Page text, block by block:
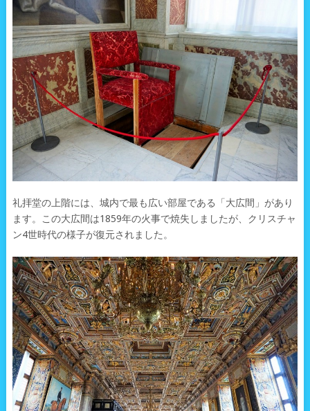
礼拝堂の上階には、城内で最も広い部屋である「大広間」があり
ます。この大広間は1859年の火事で焼失しましたが、クリスチャ
ン4世時代の様子が復元されました。